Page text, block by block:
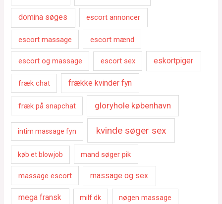
domina søges escort annoncer
escort massage escort mænd
escort og massage escort sex eskortpiger
fræk chat frække kvinder fyn
fræk på snapchat gloryhole københavn
intim massage fyn kvinde søger sex
køb et blowjob mand søger pik
massage escort massage og sex
mega fransk milf dk nøgen massage